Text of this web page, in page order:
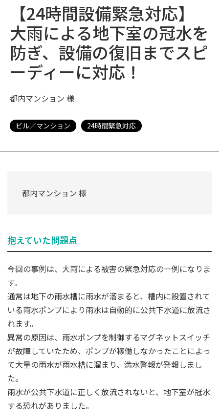
【24時間設備緊急対応】
大雨による地下室の冠水を
防ぎ、設備の復旧までスピ
ーディーに対応！
都内マンション 様
ビル／マンション 24時間緊急対応
都内マンション 様
抱えていた問題点
今回の事例は、大雨による被害の緊急対応の一例になりま
す。
通常は地下の雨水槽に雨水が溜まると、槽内に設置されて
いる雨水ポンプにより雨水は自動的に公共下水道に放流さ
れます。
異常の原因は、雨水ポンプを制御するマグネットスイッチ
が故障していたため、ポンプが稼働しなかったことによっ
て大量の雨水が雨水槽に溜まり、満水警報が発報しまし
た。
雨水が公共下水道に正しく放流されないと、地下室が冠水
する恐れがありました。